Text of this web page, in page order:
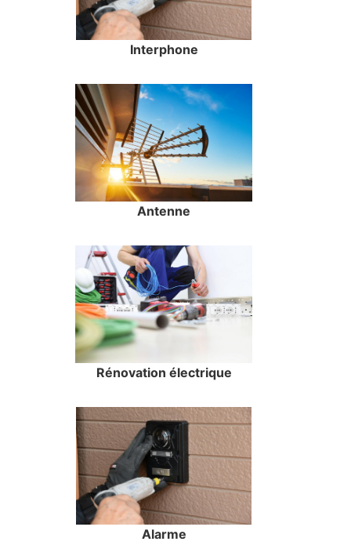
Interphone
Antenne
Rénovation électrique
Alarme